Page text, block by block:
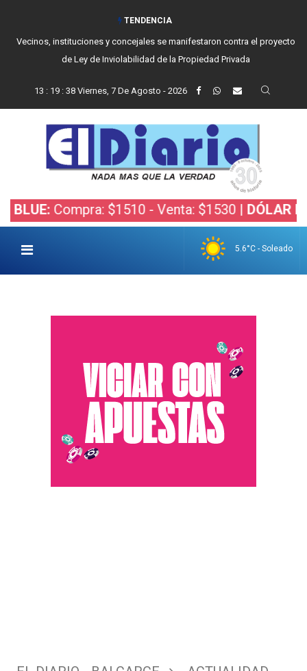
TENDENCIA
Vecinos, instituciones y concejales se manifestaron contra el proyecto
de Ley de Inviolabilidad de la Propiedad Privada
13 : 19: 39 Viernes, 7 De Agosto - 2026
$1510 - Venta: $1530 |DÓLAR BOLSA:
5.6°C - Soleado